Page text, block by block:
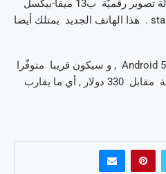
للتّمديد ب32 جيقا-أوكتي , و آلة تصوير رقميّة ب13 ميقا-بيكسل
مع خاصيّة stabilisation optique . هذا الهاتف الجديد يمتلك أيضا
يشتغل هاتف G7 وفق نظام Android 5.1 , و سيكون قريبا متوفّرا
في نسخ ذهبيّة , رماديّة , و فضّية مقابل 330 دولار , أي ما يقارب